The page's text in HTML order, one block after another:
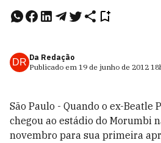
DR Da Redação
Publicado em 19 de junho de 2012
São Paulo - Quando o ex-Beatle
chegou ao estádio do Morumbi
novembro para sua primeira